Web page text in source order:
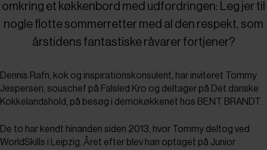
omkring et køkkenbord med udfordringen: Leg jer til
nogle flotte sommerretter med al den respekt, som
årstidens fantastiske råvarer fortjener?
Dennis Rafn, kok og inspirationskonsulent, har inviteret Tommy
Jespersen, souschef på Falsled Kro og deltager på Det danske
Kokkelandshold, på besøg i demokøkkenet hos BENT BRANDT.
De to har kendt hinanden siden 2013, hvor Tommy deltog ved
WorldSkills i Leipzig. Året efter blev han optaget på Junior